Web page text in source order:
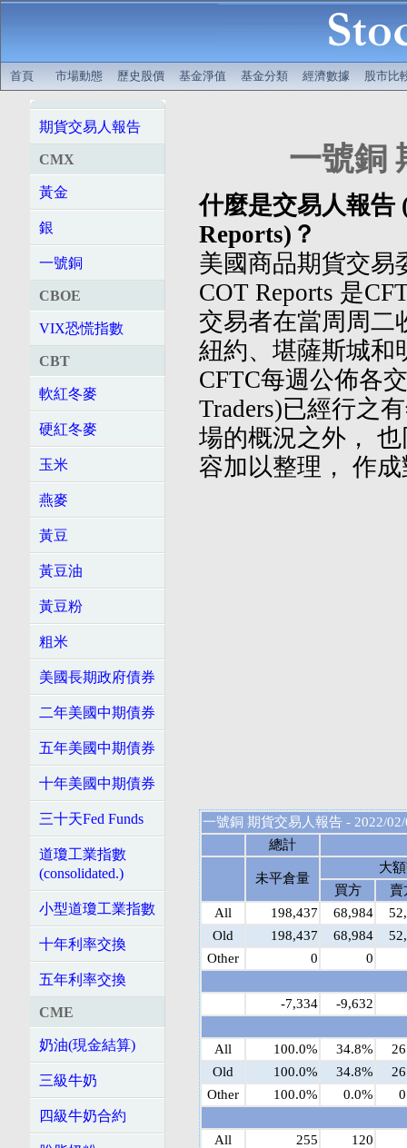
首頁 市場動態 歷史股價 基金淨值 基金分類 經濟數據 股市比
期貨交易人報告
CMX
黃金
銀
一號銅
CBOE
VIX恐慌指數
CBT
軟紅冬麥
硬紅冬麥
玉米
燕麥
黃豆
黃豆油
黃豆粉
粗米
美國長期政府債券
二年美國中期債券
五年美國中期債券
十年美國中期債券
三十天Fed Funds
道瓊工業指數
(consolidated.)
小型道瓊工業指數
十年利率交換
五年利率交換
CME
奶油(現金結算)
三級牛奶
四級牛奶合約
一號銅
什麼是交易人報告
Reports)？
美國商品期貨交易
COT Reports 是
交易者在當周周二
紐約、堪薩斯城和
CFTC每週公佈各
Traders)已經行之
場的概況之外，
容加以整理， 作
一號銅 期貨交易人報告 - 2022/
總計
未平倉量
大
買方
賣
All
198,437 68,984
Old
198,437 68,984
Other
0 0
-7,334 -9,632
All 100.0% 34.8%
Old
100.0% 34.8%
Other
100.0% 0.0%
All 255
120